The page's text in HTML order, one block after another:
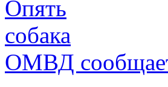
ОМВД